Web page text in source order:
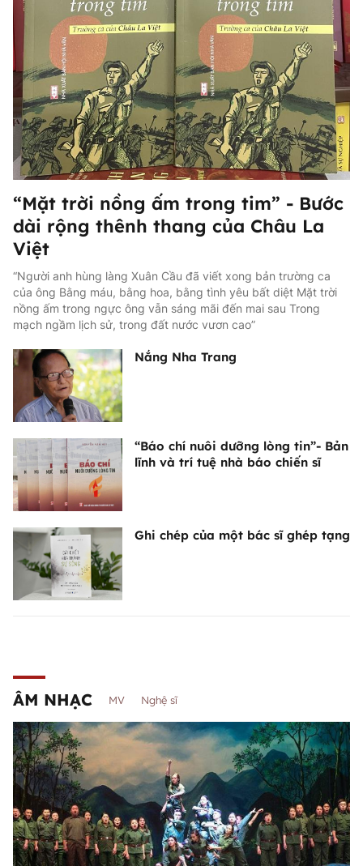
“Mặt trời nồng ấm trong tim” - Bước
dài rộng thênh thang của Châu La
Việt
“Người anh hùng làng Xuân Cầu đã viết xong bản trường ca
của ông Bằng máu, bằng hoa, bằng tình yêu bất diệt Mặt trời
nồng ấm trong ngực ông vẫn sáng mãi đến mai sau Trong
mạch ngầm lịch sử, trong đất nước vươn cao”
Nắng Nha Trang
“Báo chí nuôi dưỡng lòng tin”- Bản
lĩnh và trí tuệ nhà báo chiến sĩ
Ghi chép của một bác sĩ ghép tạng
ÂM NHẠC MV Nghệ sĩ
"Lá đỏ": khi tư duy opera kể câu
chuyện Trường Sơn